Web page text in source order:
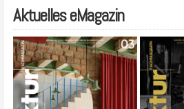
Aktuelles eMagazin